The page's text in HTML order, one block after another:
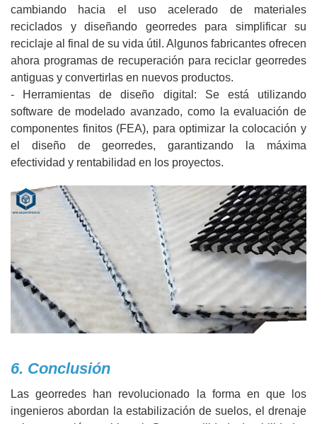
cambiando hacia el uso acelerado de materiales
reciclados y diseñando georredes para simplificar su
reciclaje al final de su vida útil. Algunos fabricantes ofrecen
ahora programas de recuperación para reciclar georredes
antiguas y convertirlas en nuevos productos.
- Herramientas de diseño digital: Se está utilizando
software de modelado avanzado, como la evaluación de
componentes finitos (FEA), para optimizar la colocación y
el diseño de georredes, garantizando la máxima
efectividad y rentabilidad en los proyectos.
6. Conclusión
Las georredes han revolucionado la forma en que los
ingenieros abordan la estabilización de suelos, el drenaje